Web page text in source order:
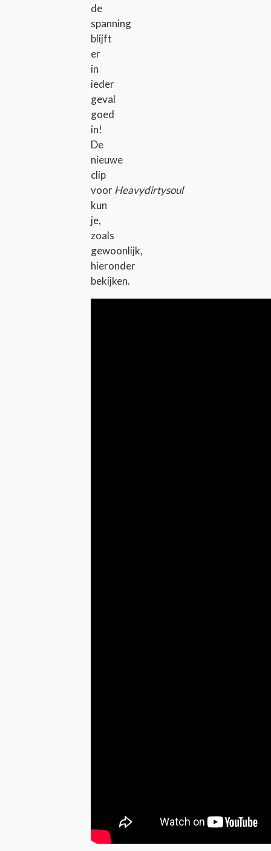
de
spanning
blijft
er
in
ieder
geval
goed
in!
De
nieuwe
clip
voorHeavydirtysoul
kun
je,
zoals
gewoonlijk,
hieronder
bekijken.